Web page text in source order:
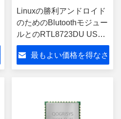
Linuxの勝利アンドロイド
のためのBlutoothモジュー
ルとのRTL8723DU USB
WIFI 150Mの無線ネットワ
ーク最もよい価格を得なさ